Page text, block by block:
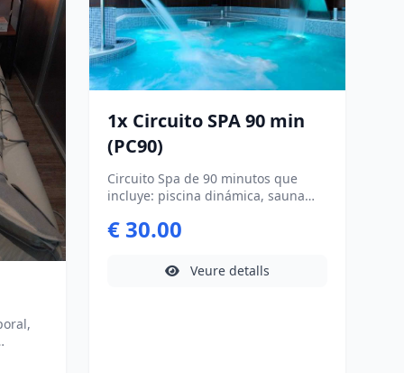
1x Circuito SPA 90 min
(PC90)
Circuito Spa de 90 minutos que
incluye: piscina dinámica, sauna
y de esencias y zona relax. Alivia
despeja la mente. Albornoz & té
detox incluídos.
€ 30.00
Veure detalls